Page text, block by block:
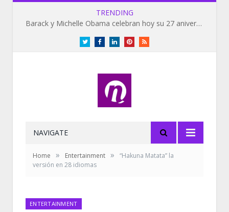
TRENDING
Barack y Michelle Obama celebran hoy su 27 aniversario de bodas
TwitterFacebookLinkedInPinterestRSS
NAVIGATE
Home » Entertainment »
“Hakuna Matata” la
versión en 28 idiomas
ENTERTAINMENT